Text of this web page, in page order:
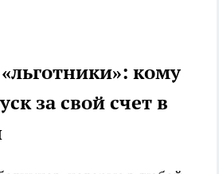
кому
за свой счет в